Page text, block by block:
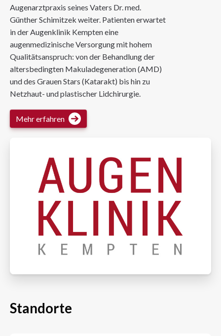
Augenarztpraxis seines Vaters Dr. med.
Günther Schimitzek weiter. Patienten erwartet
in der Augenklinik Kempten eine
augenmedizinische Versorgung mit hohem
Qualitätsanspruch: von der Behandlung der
altersbedingten Makuladegeneration (AMD)
und des Grauen Stars (Katarakt) bis hin zu
Netzhaut- und plastischer Lidchirurgie.
Mehr erfahren
Standorte